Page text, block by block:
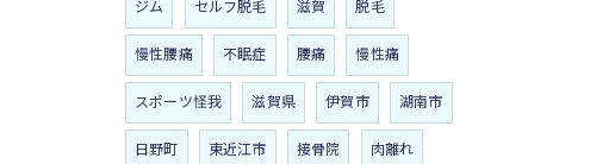
ジム セルフ脱毛 滋賀 脱毛
慢性腰痛 不眠症 腰痛 慢性痛
スポーツ怪我 滋賀県 伊賀市 湖南市
日野町 東近江市 接骨院 肉離れ